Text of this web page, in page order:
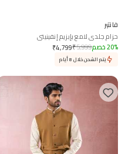
فانتير
حزام جلدي لامع بإبزيم إنفينيتي
₹4,799₹5,999 20% خصم
يتم الشحن خلال 8 أيام